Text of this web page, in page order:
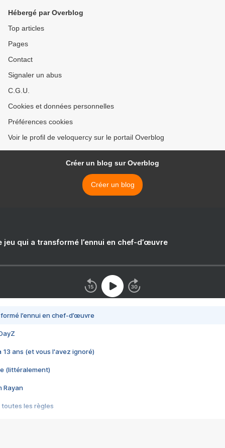
Hébergé par Overblog
Top articles
Pages
Contact
Signaler un abus
C.G.U.
Cookies et données personnelles
Préférences cookies
Voir le profil de veloquercy sur le portail Overblog
Créer un blog sur Overblog
Créer un blog
jeu qui a transformé l’ennui en chef-d’œuvre
l’ennui en chef-d’œuvre
13 ans (et vous l'avez ignoré)
(littéralement)
Rayan
toutes les règles